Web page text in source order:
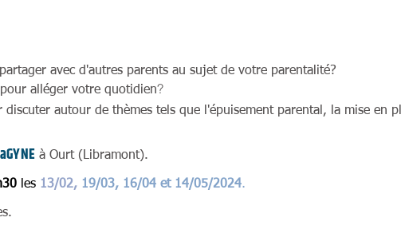
avec d'autres parents au sujet de votre parentalité?
alléger votre quotidien?
autour de thèmes tels que l'épuisement parental, la mise en
aGYNE à Ourt (Libramont).
les 13/02, 19/03, 16/04 et 14/05/2024.